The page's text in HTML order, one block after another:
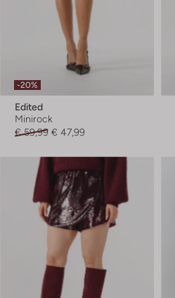
-20%
Edited
Minirock
€ 59,99 € 47,99